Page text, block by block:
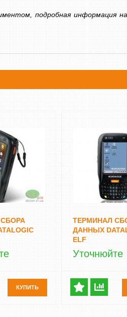
подробная информация
КУПИТЬ
ТЕРМИНАЛ
ДАННЫХ
ELF
Уточнюйте